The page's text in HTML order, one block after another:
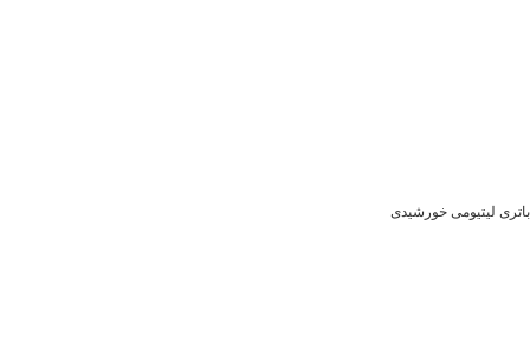
باتری لیتیومی خورشیدی